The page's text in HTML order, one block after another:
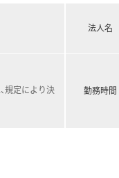
規定により決
法人名
勤務時間